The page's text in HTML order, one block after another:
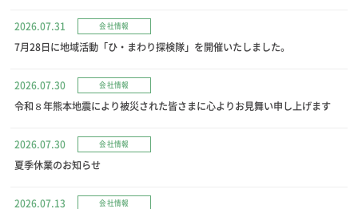
2026.07.31 会社情報
7月28日に地域活動「ひ・まわり探検隊」を開催いたしました。
2026.07.30 会社情報
令和８年熊本地震により被災された皆さまに心よりお見舞い申し上げます
2026.07.30 会社情報
夏季休業のお知らせ
2026.07.13 会社情報